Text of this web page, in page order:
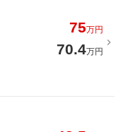
75万円
70.4万円